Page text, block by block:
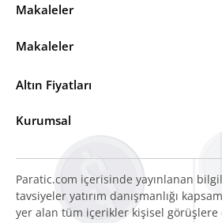
Makaleler
Makaleler
Altın Fiyatları
Kurumsal
Paratic.com içerisinde yayınlanan
tavsiyeler yatırım danışmanlığı
yer alan tüm içerikler kişisel görüşlere